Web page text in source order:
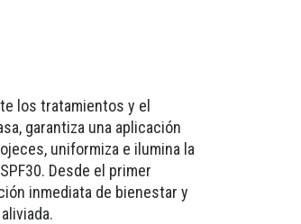
los tratamientos y el
garantiza una aplicación
uniformiza e ilumina la
Desde el primer
inmediata de bienestar y